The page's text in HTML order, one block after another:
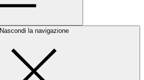
Nascondi la navigazione